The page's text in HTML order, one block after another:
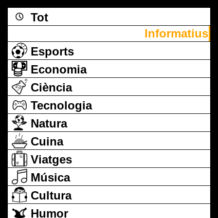
Tot
Informatius
Esports
Economia
Ciència
Tecnologia
Natura
Cuina
Viatges
Música
Cultura
Humor